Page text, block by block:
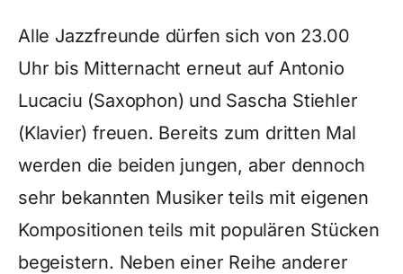
Alle Jazzfreunde dürfen sich von 23.00
Uhr bis Mitternacht erneut auf Antonio
Lucaciu (Saxophon) und Sascha Stiehler
(Klavier) freuen. Bereits zum dritten Mal
werden die beiden jungen, aber dennoch
sehr bekannten Musiker teils mit eigenen
Kompositionen teils mit populären Stücken
begeistern. Neben einer Reihe anderer